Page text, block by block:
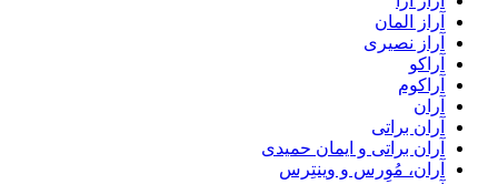
آراز المان
آراز نصیری
آراکو
آراکوم
آران
آران براتی
آران براتی و ایمان حمیدی
آران، مُوِرس و وینتِرس